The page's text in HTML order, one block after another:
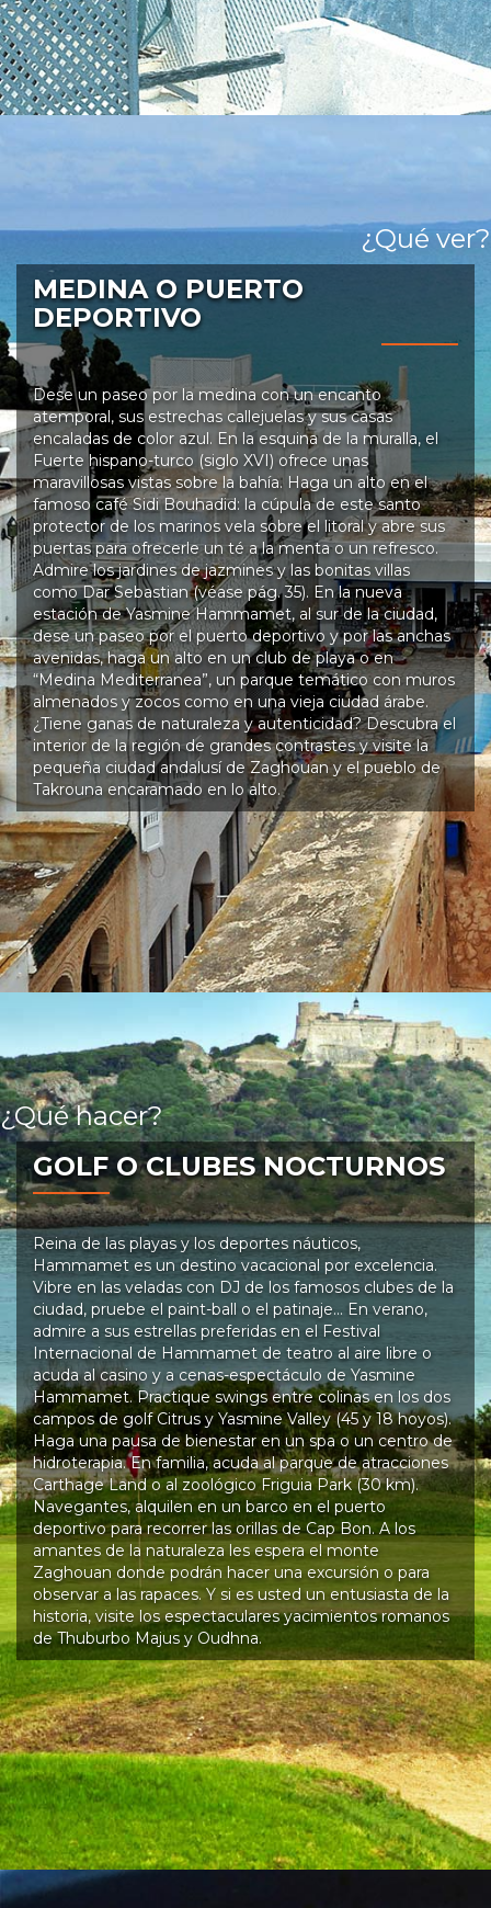
¿Qué ver?
MEDINA O PUERTO
DEPORTIVO
Dese un paseo por la medina con un encanto
atemporal, sus estrechas callejuelas y sus casas
encaladas de color azul. En la esquina de la muralla, el
Fuerte hispano-turco (siglo XVI) ofrece unas
maravillosas vistas sobre la bahía. Haga un alto en el
famoso café Sidi Bouhadid: la cúpula de este santo
protector de los marinos vela sobre el litoral y abre sus
puertas para ofrecerle un té a la menta o un refresco.
Admire los jardines de jazmines y las bonitas villas
como Dar Sebastian (véase pág. 35). En la nueva
estación de Yasmine Hammamet, al sur de la ciudad,
dese un paseo por el puerto deportivo y por las anchas
avenidas, haga un alto en un club de playa o en
“Medina Mediterranea”, un parque temático con muros
almenados y zocos como en una vieja ciudad árabe.
¿Tiene ganas de naturaleza y autenticidad? Descubra el
interior de la región de grandes contrastes y visite la
pequeña ciudad andalusí de Zaghouan y el pueblo de
Takrouna encaramado en lo alto.
¿Qué hacer?
GOLF O CLUBES NOCTURNOS
Reina de las playas y los deportes náuticos,
Hammamet es un destino vacacional por excelencia.
Vibre en las veladas con DJ de los famosos clubes de la
ciudad, pruebe el paint-ball o el patinaje… En verano,
admire a sus estrellas preferidas en el Festival
Internacional de Hammamet de teatro al aire libre o
acuda al casino y a cenas-espectáculo de Yasmine
Hammamet. Practique swings entre colinas en los dos
campos de golf Citrus y Yasmine Valley (45 y 18 hoyos).
Haga una pausa de bienestar en un spa o un centro de
hidroterapia. En familia, acuda al parque de atracciones
Carthage Land o al zoológico Friguia Park (30 km).
Navegantes, alquilen en un barco en el puerto
deportivo para recorrer las orillas de Cap Bon. A los
amantes de la naturaleza les espera el monte
Zaghouan donde podrán hacer una excursión o para
observar a las rapaces. Y si es usted un entusiasta de la
historia, visite los espectaculares yacimientos romanos
de Thuburbo Majus y Oudhna.